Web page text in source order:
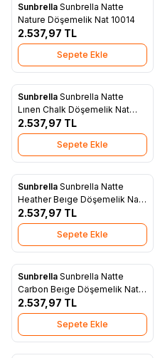
Yeni
Favorilere Ekle
Sunbrella Sunbrella Natte
Nature Döşemelik Nat 10014
2.537,97 TL
Sepete Ekle
Yeni
Favorilere Ekle
Sunbrella Sunbrella Natte
Lınen Chalk Döşemelik Nat
10151
2.537,97 TL
Sepete Ekle
Yeni
Favorilere Ekle
Sunbrella Sunbrella Natte
Heather Beıge Döşemelik Nat
10028
2.537,97 TL
Sepete Ekle
Yeni
Favorilere Ekle
Sunbrella Sunbrella Natte
Carbon Beıge Döşemelik Nat
10065
2.537,97 TL
Sepete Ekle